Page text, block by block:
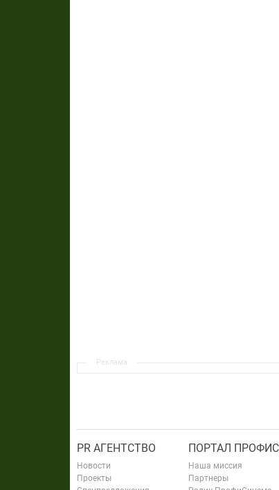
Реклама
PR АГЕНТСТВО
Новости
Проекты
ПОРТАЛ
Наша миссия
Партнеры